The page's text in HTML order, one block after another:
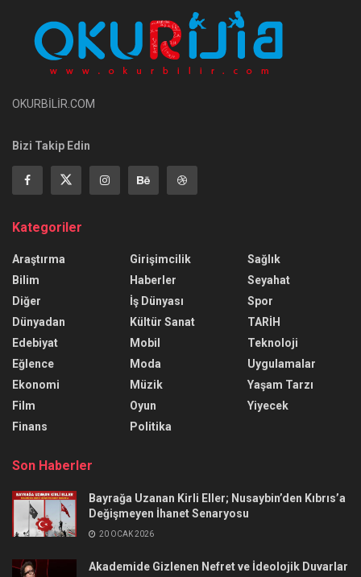
OKURBİLİR.COM
Bizi Takip Edin
Kategoriler
Araştırma
Bilim
Diğer
Dünyadan
Edebiyat
Eğlence
Ekonomi
Film
Finans
Girişimcilik
Haberler
İş Dünyası
Kültür Sanat
Mobil
Moda
Müzik
Oyun
Politika
Sağlık
Seyahat
Spor
TARİH
Teknoloji
Uygulamalar
Yaşam Tarzı
Yiyecek
Son Haberler
Bayrağa Uzanan Kirli Eller; Nusaybin’den Kıbrıs’a
Değişmeyen İhanet Senaryosu
20 OCAK 2026
Akademide Gizlenen Nefret ve İdeolojik Duvarlar